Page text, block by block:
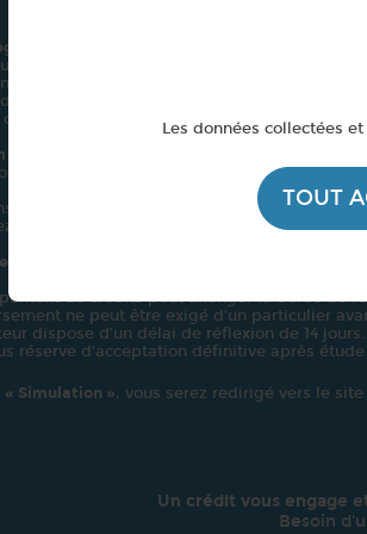
Les données collectées
TOUT
à partir de 0,9% sans frais de dossier
12 mois au TAEG fixe de 0,9 % et au taux
total dû : 7 034,11 €. Le coût de
4,06 % pour les garanties décès,
de prêteur. *Voir conditions sur
La sélection présentée couvre un
sont fournies à titre indicatif et comparatif
les vérifier directement auprès de nos
du crédit
de crédits peut allonger la durée de
ne peut être exigé d’un particulier
dispose d’un délai de réflexion de 14 jours.
réserve d’acceptation définitive après
« Simulation », vous serez redirigé vers le
Un crédit vous engage
Besoin